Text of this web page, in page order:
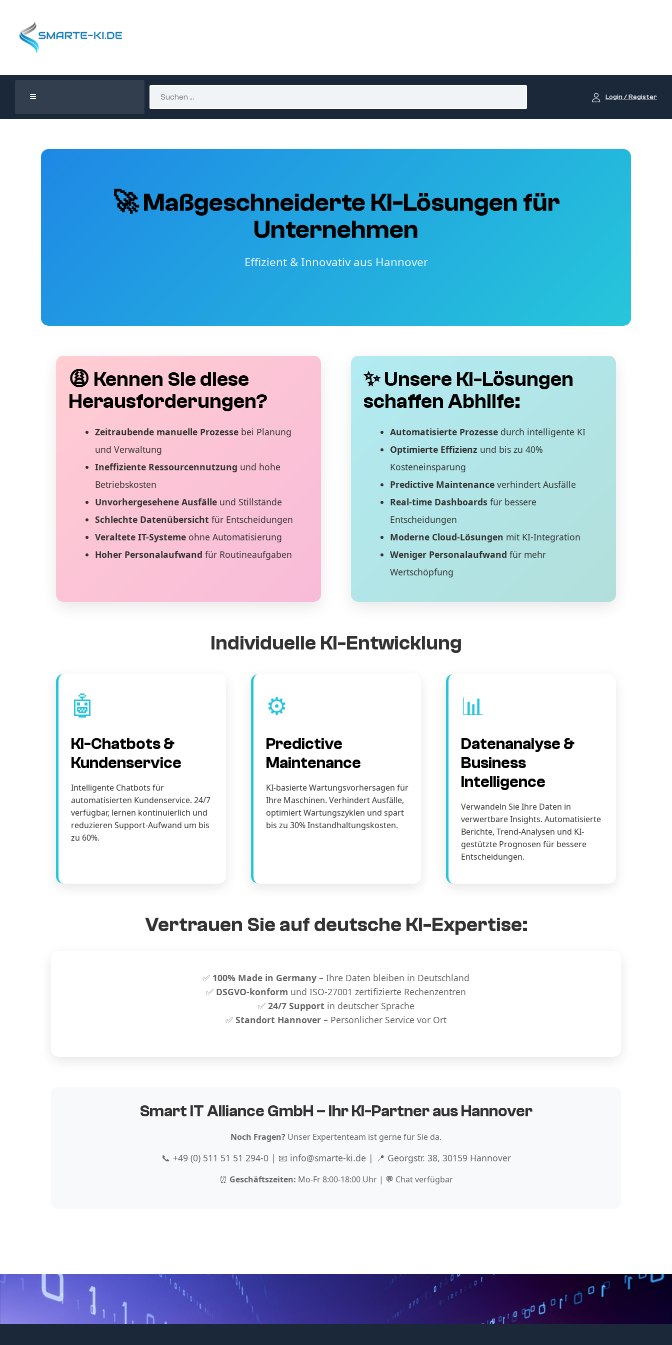
Login / Register
🚀 Maßgeschneiderte KI-Lösungen für
Unternehmen
Effizient & Innovativ aus Hannover
😩 Kennen Sie diese
Herausforderungen?
Zeitraubende manuelle Prozessebei Planung
und Verwaltung
Ineffiziente Ressourcennutzung und hohe
Betriebskosten
Unvorhergesehene Ausfälleund Stillstände
Schlechte Datenübersicht für Entscheidungen
Veraltete IT-Systemeohne Automatisierung
Hoher Personalaufwand für Routineaufgaben
✨ Unsere KI-Lösungen
schaffen Abhilfe:
Automatisierte Prozessedurch intelligente KI
Optimierte Effizienz und bis zu 40%
Kosteneinsparung
Predictive Maintenanceverhindert Ausfälle
Real-time Dashboards für bessere
Entscheidungen
Moderne Cloud-Lösungen mit KI-Integration
Weniger Personalaufwand für mehr
Wertschöpfung
Individuelle KI-Entwicklung
🤖
KI-Chatbots &
Kundenservice
Intelligente Chatbots für
automatisierten Kundenservice. 24/7
verfügbar, lernen kontinuierlich und
reduzieren Support-Aufwand um bis
zu 60%.
⚙️
Predictive
Maintenance
KI-basierte Wartungsvorhersagen für
Ihre Maschinen. Verhindert Ausfälle,
optimiert Wartungszyklen und spart
bis zu 30% Instandhaltungskosten.
📊
Datenanalyse &
Business
Intelligence
Verwandeln Sie Ihre Daten in
verwertbare Insights. Automatisierte
Berichte, Trend-Analysen und KI-
gestützte Prognosen für bessere
Entscheidungen.
Vertrauen Sie auf deutsche KI-Expertise:
✅ 100% Made in Germany – Ihre Daten bleiben in Deutschland
✅ DSGVO-konform und ISO-27001 zertifizierte Rechenzentren
✅ 24/7 Support in deutscher Sprache
✅ Standort Hannover – Persönlicher Service vor Ort
Smart IT Alliance GmbH – Ihr KI-Partner aus Hannover
Noch Fragen? Unser Expertenteam ist gerne für Sie da.
📞 +49 (0) 511 51 51 294-0 | 📧 info@smarte-ki.de | 📍 Georgstr. 38, 30159 Hannover
⏰ Geschäftszeiten: Mo-Fr 8:00-18:00 Uhr | 💬 Chat verfügbar